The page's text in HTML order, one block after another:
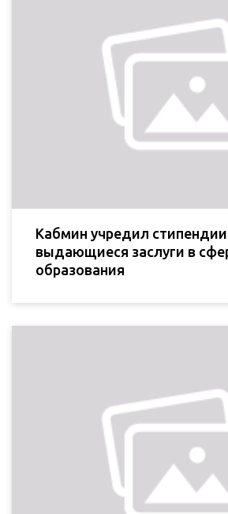
Кабмин учредил стипендии
выдающиеся заслуги в
образования